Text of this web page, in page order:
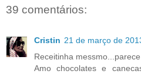
39 comentários:
Cristin 21 de março de
Receitinha
Amo chocolates e